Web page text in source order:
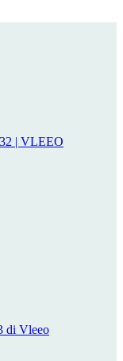
| VLEEO
di Vleeo